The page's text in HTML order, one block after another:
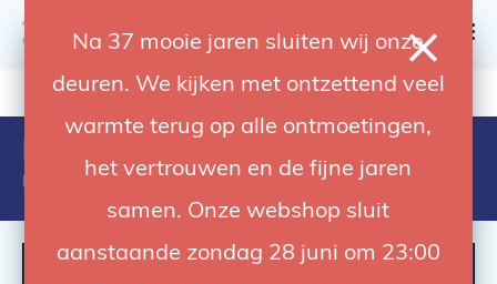
Na 37 mooie jaren sluiten wij onze
deuren. We kijken met ontzettend veel
warmte terug op alle ontmoetingen,
het vertrouwen en de fijne jaren
samen. Onze webshop sluit
aanstaande zondag 28 juni om 23:00
4.92 / 5 op trusted shops
Producten getagd met avenger
universal extension medium